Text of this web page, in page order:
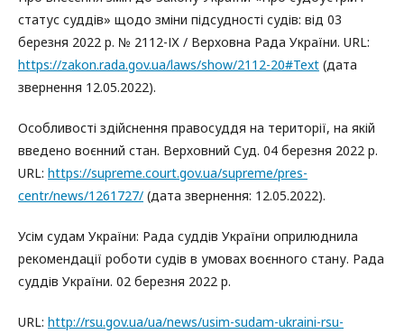
статус суддів» щодо зміни підсудності судів: від 03
березня 2022 р. № 2112-ІХ / Верховна Рада України. URL:
https://zakon.rada.gov.ua/laws/show/2112-20#Text (дата
звернення 12.05.2022).
Особливості здійснення правосуддя на території, на якій
введено воєнний стан. Верховний Суд. 04 березня 2022 р.
URL: https://supreme.court.gov.ua/supreme/pres-
centr/news/1261727/ (дата звернення: 12.05.2022).
Усім судам України: Рада суддів України оприлюднила
рекомендації роботи судів в умовах воєнного стану. Рада
суддів України. 02 березня 2022 р.
URL: http://rsu.gov.ua/ua/news/usim-sudam-ukraini-rsu-